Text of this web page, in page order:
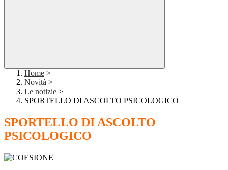
Home >
Novità >
Le notizie >
SPORTELLO DI ASCOLTO PSICOLOGICO
SPORTELLO DI ASCOLTO
PSICOLOGICO